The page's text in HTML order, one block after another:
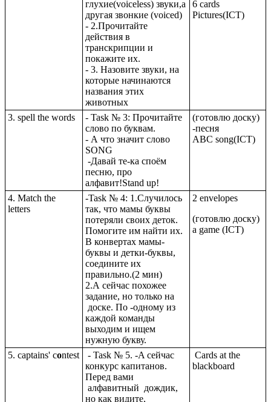
глухие(voiceless) звуки,а
другая звонкие (voiced)
- 2.Прочитайте
действия в
транскрипции и
покажите их.
- 3. Назовите звуки, на
которые начинаются
названия этих
животных
6 cards
Pictures(ICT)
3. spell the words
- Task № 3: Прочитайте
слово по буквам.
- А что значит слово
SONG
-Давай те-ка споём
песню, про
алфавит!Stand up!
(готовлю доску)
-песня
ABC song(ICT)
4. Match the
letters
-Task № 4: 1.Случилось
так, что мамы буквы
потеряли своих деток.
Помогите им найти их.
В конвертах мамы-
буквы и детки-буквы,
соедините их
правильно.(2 мин)
2.А сейчас похожее
задание, но только на
доске. По -одному из
каждой команды
выходим и ищем
нужную букву.
2 envelopes
(готовлю доску)
a game (ICT)
5. captains' contest
- Task № 5. -A сейчас
конкурс капитанов.
Перед вами
алфавитный дождик,
но как видите,
Cards at the
blackboard